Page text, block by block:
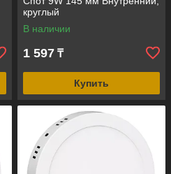
круглый
В наличии
1 597 ₸
Купить